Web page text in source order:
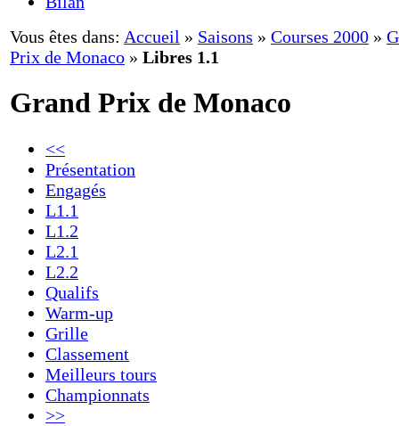
Vous êtes dans: Accueil » Saisons » Courses 2000 »
Prix de Monaco » Libres 1.1
Grand Prix de Monaco
<<
Présentation
Engagés
L1.1
L1.2
L2.1
L2.2
Qualifs
Warm-up
Grille
Classement
Meilleurs tours
Championnats
>>